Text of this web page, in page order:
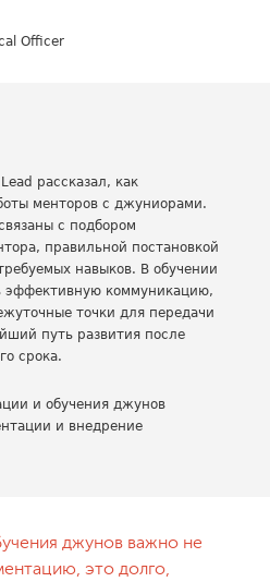
Officer
рассказал, как
менторов с джуниорами.
с подбором
правильной постановкой
навыков. В обучении
эффективную коммуникацию,
точки для передачи
путь развития после
срока.
и обучения джунов
и внедрение
джунов важно не
это долго,